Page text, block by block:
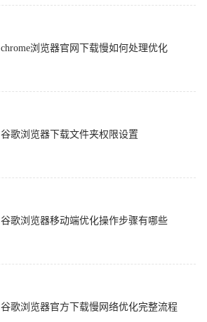
chrome浏览器官网下载慢如何处理优化
谷歌浏览器下载文件夹权限设置
谷歌浏览器移动端优化操作步骤有哪些
谷歌浏览器官方下载慢网络优化完整流程